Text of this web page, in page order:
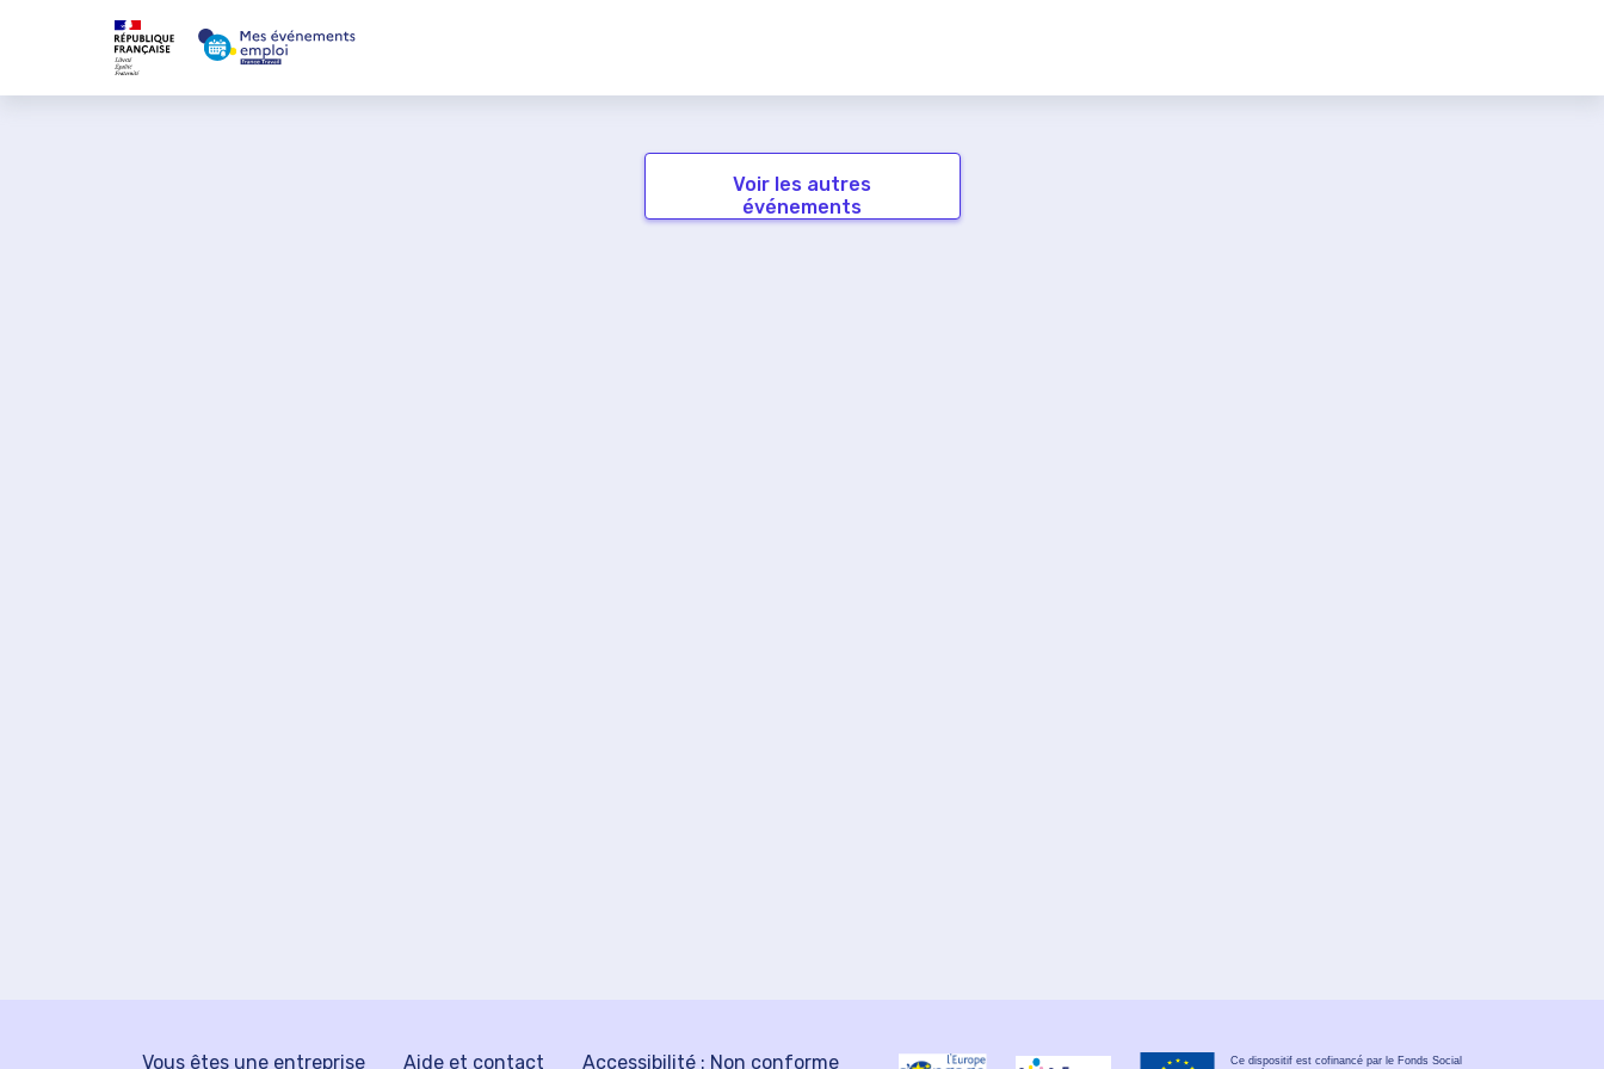
Voir les autres
événements
Vous êtes une entreprise Aide et contact Accessibilité : Non conforme
Ce dispositif est cofinancé par le Fonds Social